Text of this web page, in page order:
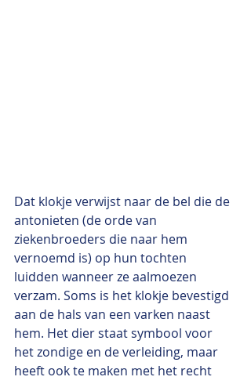
Dat klokje verwijst naar de bel die de
antonieten (de orde van
ziekenbroeders die naar hem
vernoemd is) op hun tochten
luidden wanneer ze aalmoezen
verzam. Soms is het klokje bevestigd
aan de hals van een varken naast
hem. Het dier staat symbool voor
het zondige en de verleiding, maar
heeft ook te maken met het recht